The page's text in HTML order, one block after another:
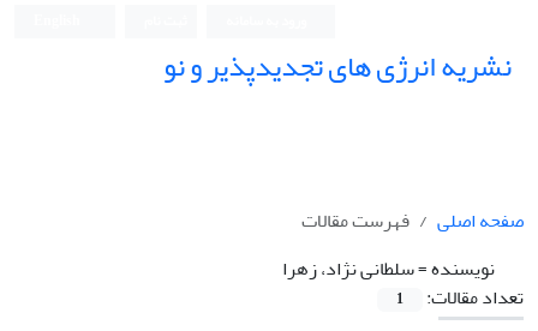
نشریه انرژی های تجدیدپذیر و نو
صفحه اصلی
فهرست مقالات
نویسنده =سلطانی نژاد، زهرا
تعداد مقالات:
1